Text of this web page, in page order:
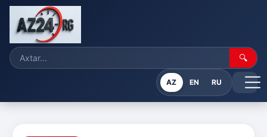
🔍
AZ EN RU